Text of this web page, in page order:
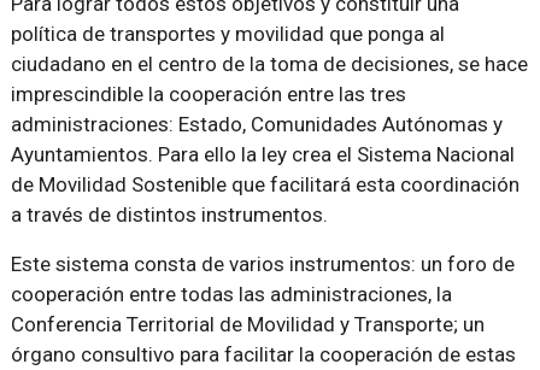
política de transportes y movilidad que ponga al
ciudadano en el centro de la toma de decisiones, se hace
imprescindible la cooperación entre las tres
administraciones: Estado, Comunidades Autónomas y
Ayuntamientos. Para ello la ley crea el Sistema Nacional
de Movilidad Sostenible que facilitará esta coordinación
a través de distintos instrumentos.
Este sistema consta de varios instrumentos: un foro de
cooperación entre todas las administraciones, la
Conferencia Territorial de Movilidad y Transporte; un
órgano consultivo para facilitar la cooperación de estas